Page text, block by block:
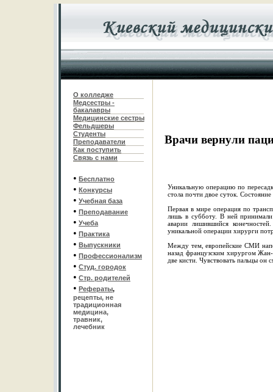
О колледже
Медсестры -
бакалавры
Медицинские сестры
Фельдшеры
Студенты
Преподаватели
Как поступить
Связь с нами
• Бесплатно
• Конкурсы
• Учебная база
• Преподавание
• Учеба
• Практика
• Выпускники
• Профессионализм
• Студ. городок
• Стр. родителей
• Рефераты,
рецепты, не
традиционная
медицина,
травник,
лечебник
Врачи вернули
Уникальную операцию по
стола почти двое суток.
Первая в мире операция по
лишь в субботу. В ней
аварии лишившийся
уникальной операции хирурги
Между тем, европейские СМИ
назад французским хирургом
две кисти. Чувствовать пальцы он